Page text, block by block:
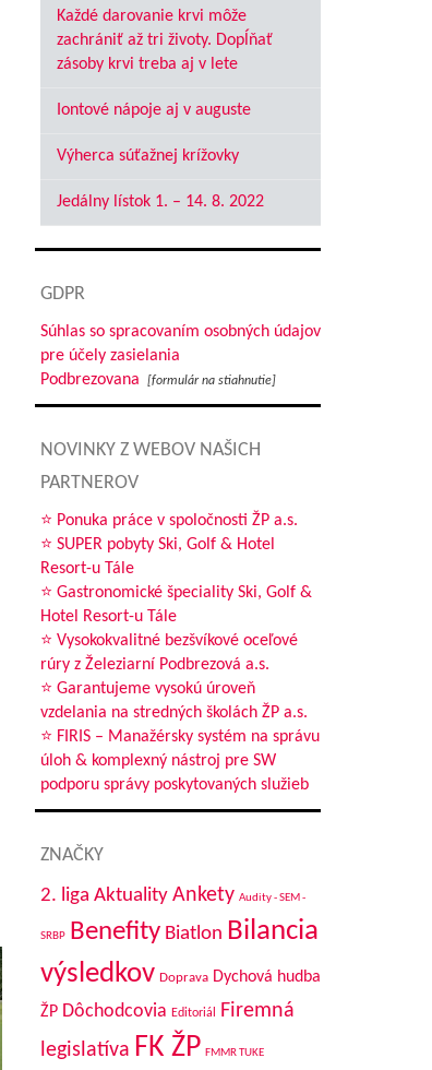
Každé darovanie krvi môže
zachrániť až tri životy. Dopĺňať
zásoby krvi treba aj v lete
Iontové nápoje aj v auguste
Výherca súťažnej krížovky
Jedálny lístok 1. – 14. 8. 2022
GDPR
Súhlas so spracovaním osobných údajov
pre účely zasielania
Podbrezovana
[formulár na stiahnutie]
NOVINKY Z WEBOV NAŠICH
PARTNEROV
⭐ Ponuka práce v spoločnosti ŽP a.s.
⭐ SUPER pobyty Ski, Golf & Hotel
Resort-u Tále
⭐ Gastronomické špeciality Ski, Golf &
Hotel Resort-u Tále
⭐ Vysokokvalitné bezšvíkové oceľové
rúry z Železiarní Podbrezová a.s.
⭐ Garantujeme vysokú úroveň
vzdelania na stredných školách ŽP a.s.
⭐ FIRIS – Manažérsky systém na správu
úloh & komplexný nástroj pre SW
podporu správy poskytovaných služieb
ZNAČKY
2. liga Aktuality Ankety Audity - SEM -
SRBP Benefity Biatlon Bilancia
výsledkov Doprava Dychová hudba
ŽP Dôchodcovia Editoriál
Firemná
legislatíva FK ŽP FMMR TUKE